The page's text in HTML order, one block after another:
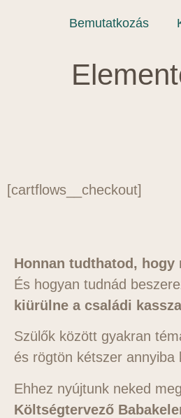
Bemutatkozás
[cartflows__checkout]
Honnan tudthatod, hogy
És hogyan tudnád
kiürülne a családi kassza
Szülők között gyakran
és rögtön kétszer annyiba
Ehhez nyújtunk neked
Költségtervező